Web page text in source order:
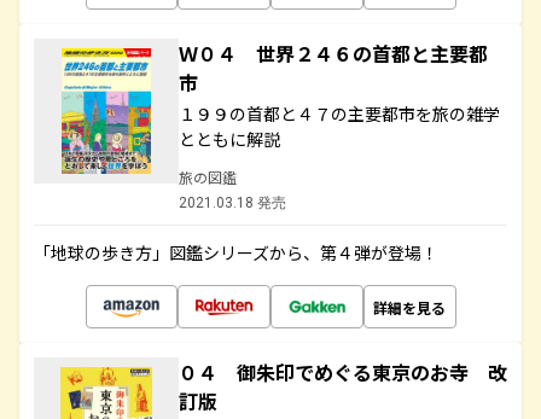
Ｗ０４ 世界２４６の首都と主要都
市
１９９の首都と４７の主要都市を旅の雑学
とともに解説
旅の図鑑
2021.03.18 発売
「地球の歩き方」図鑑シリーズから、第４弾が登場！
詳細を見る
０４ 御朱印でめぐる東京のお寺 改
訂版